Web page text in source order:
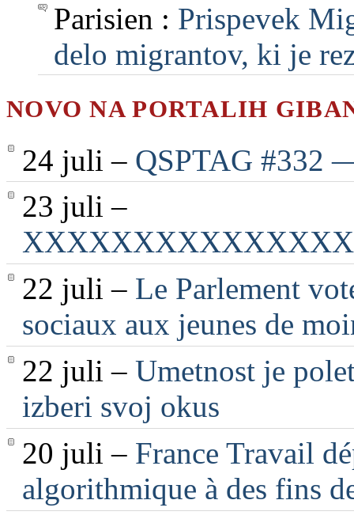
Parisien : Prispevek
delo migrantov, ki je
NOVO NA PORTALIH
24 juli – QSPTAG #332
23 juli –
22 juli – Le Parlement
sociaux aux jeunes de
22 juli – Umetnost je
izberi svoj okus
20 juli – France Travail
algorithmique à des fins